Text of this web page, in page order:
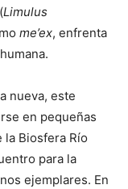
Limulus
me’ex, enfrenta
nueva, este
en pequeñas
la Biosfera Río
para la
ejemplares. En